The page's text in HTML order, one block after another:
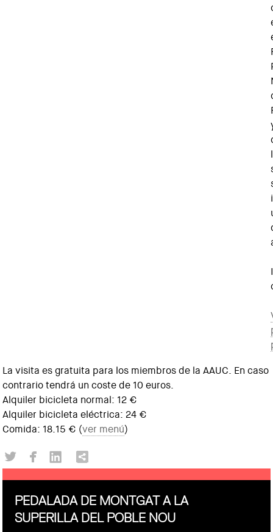
La visita es gratuita para los miembros de la AAUC. En caso
contrario tendrá un coste de 10 euros.
Alquiler bicicleta normal: 12 €
Alquiler bicicleta eléctrica: 24 €
Comida: 18.15 € (ver menú)
PEDALADA DE MONTGAT A LA
SUPERILLA DEL POBLE NOU